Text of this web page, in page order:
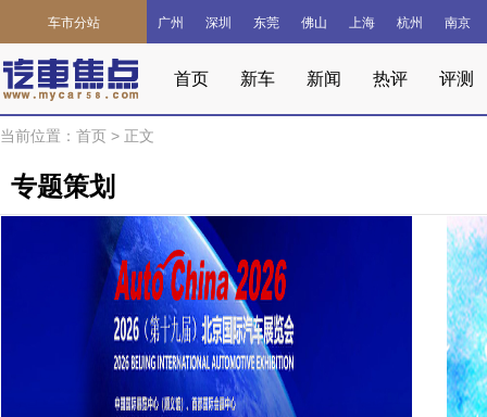
车市分站 广州 深圳 东莞 佛山 上海 杭州 南京
首页 新车 新闻 热评 评测
当前位置： 首页 > 正文
专题策划